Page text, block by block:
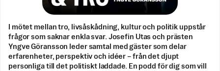
I mötet mellan tro, livsåskådning, kultur och politik uppstår
frågor som saknar enkla svar. Josefin Utas och prästen
Yngve Göransson leder samtal med gäster som delar
erfarenheter, perspektiv och idéer – från det djupt
personliga till det politiskt laddade. En podd för dig som vill